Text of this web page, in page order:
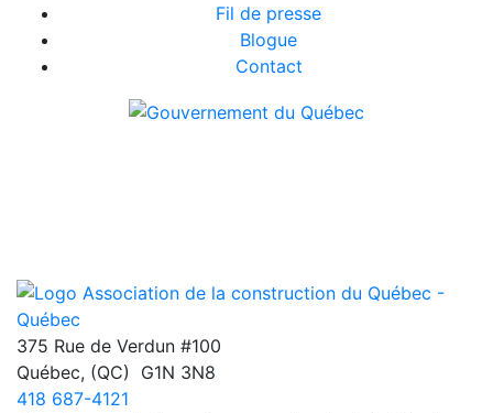
Fil de presse
Blogue
Contact
375 Rue de Verdun #100
Québec, (QC)
G1N 3N8
418 687-4121